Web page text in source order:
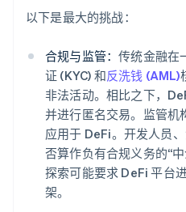
以下是最大的挑战：
合规与监管：传统金融在
证 (KYC) 和反洗钱 (AML)
非法活动。相比之下，
并进行匿名交易。监管机
应用于 DeFi。开发人员
否算作负有合规义务的“
探索可能要求 DeFi 平台
架。